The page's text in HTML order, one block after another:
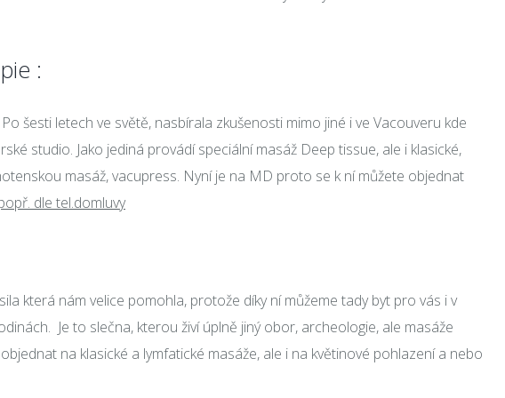
:
šesti letech ve světě, nasbírala zkušenosti mimo jiné i ve Vacouveru kde
studio. Jako jediná provádí speciální masáž Deep tissue, ale i klasické,
masáž, vacupress. Nyní je na MD proto se k ní můžete objednat
dle tel.domluvy
která nám velice pomohla, protože díky ní můžeme tady byt pro vás i v
Je to slečna, kterou živí úplně jiný obor, archeologie, ale masáže
na klasické a lymfatické masáže, ale i na květinové pohlazení a nebo